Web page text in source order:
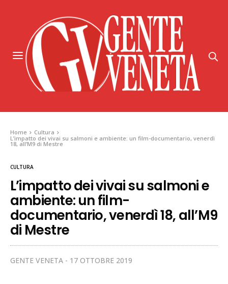
Home
Cultura
L’impatto dei vivai su salmoni e ambiente: un film-documentario, venerdì
18, all’M9 di Mestre
CULTURA
L’impatto dei vivai su salmoni e
ambiente: un film-
documentario, venerdì 18, all’M9
di Mestre
GENTE VENETA 17 OTTOBRE 2019